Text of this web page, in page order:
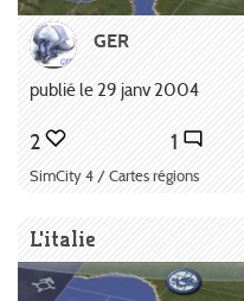
GER
publié le 29 janv 2004
2 1
SimCity 4 / Cartes régions
L'italie